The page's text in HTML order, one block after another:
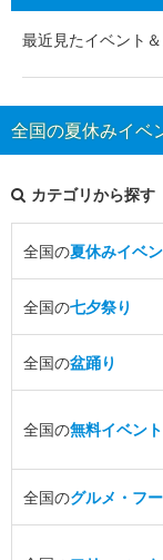
最近見たイベント
全国の夏休みイベ
カテゴリから探す
全国の夏休みイベ
全国の七夕祭り
全国の盆踊り
全国の無料イベント
全国のグルメ・フ